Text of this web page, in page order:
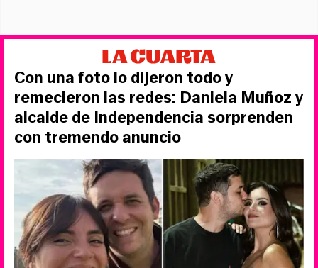
Con una foto lo dijeron todo y
remecieron las redes: Daniela Muñoz y
alcalde de Independencia sorprenden
con tremendo anuncio